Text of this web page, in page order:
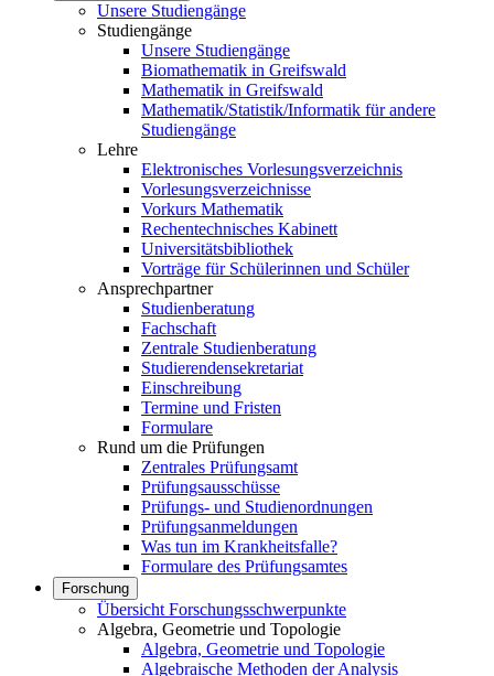
Unsere Studiengänge
Studiengänge
Unsere Studiengänge
Biomathematik in Greifswald
Mathematik in Greifswald
Mathematik/Statistik/Informatik für andere
Studiengänge
Lehre
Elektronisches Vorlesungsverzeichnis
Vorlesungsverzeichnisse
Vorkurs Mathematik
Rechentechnisches Kabinett
Universitätsbibliothek
Vorträge für Schülerinnen und Schüler
Ansprechpartner
Studienberatung
Fachschaft
Zentrale Studienberatung
Studierendensekretariat
Einschreibung
Termine und Fristen
Formulare
Rund um die Prüfungen
Zentrales Prüfungsamt
Prüfungsausschüsse
Prüfungs- und Studienordnungen
Prüfungsanmeldungen
Was tun im Krankheitsfalle?
Formulare des Prüfungsamtes
Forschung
Übersicht Forschungsschwerpunkte
Algebra, Geometrie und Topologie
Algebra, Geometrie und Topologie
Algebraische Methoden der Analysis